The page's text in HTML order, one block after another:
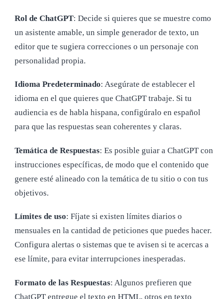
Rol de ChatGPT: Decide si quieres que se muestre como
un asistente amable, un simple generador de texto, un
editor que te sugiera correcciones o un personaje con
personalidad propia.
Idioma Predeterminado: Asegúrate de establecer el
idioma en el que quieres que ChatGPT trabaje. Si tu
audiencia es de habla hispana, configúralo en español
para que las respuestas sean coherentes y claras.
Temática de Respuestas: Es posible guiar a ChatGPT con
instrucciones específicas, de modo que el contenido que
genere esté alineado con la temática de tu sitio o con tus
objetivos.
Límites de uso: Fíjate si existen límites diarios o
mensuales en la cantidad de peticiones que puedes hacer.
Configura alertas o sistemas que te avisen si te acercas a
ese límite, para evitar interrupciones inesperadas.
Formato de las Respuestas: Algunos prefieren que
ChatGPT entregue el texto en HTML, otros en texto